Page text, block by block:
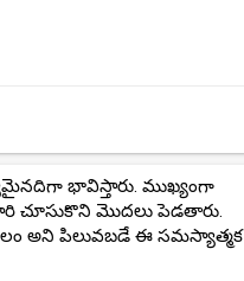
భావిస్తారు. ముఖ్యంగా
చూసుకొని మొదలు పెడతారు.
అని పిలువబడే ఈ సమస్యాత్మక